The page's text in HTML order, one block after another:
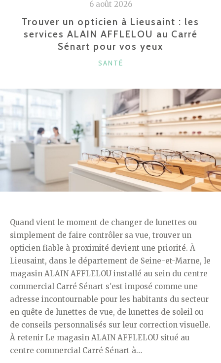
6 août 2026
Trouver un opticien à Lieusaint : les
services ALAIN AFFLELOU au Carré
Sénart pour vos yeux
CATÉGORIES
SANTÉ
Quand vient le moment de changer de lunettes ou
simplement de faire contrôler sa vue, trouver un
opticien fiable à proximité devient une priorité. À
Lieusaint, dans le département de Seine-et-Marne, le
magasin ALAIN AFFLELOU installé au sein du centre
commercial Carré Sénart s'est imposé comme une
adresse incontournable pour les habitants du secteur
en quête de lunettes de vue, de lunettes de soleil ou
de conseils personnalisés sur leur correction visuelle.
À retenir Le magasin ALAIN AFFLELOU situé au
centre commercial Carré Sénart à…